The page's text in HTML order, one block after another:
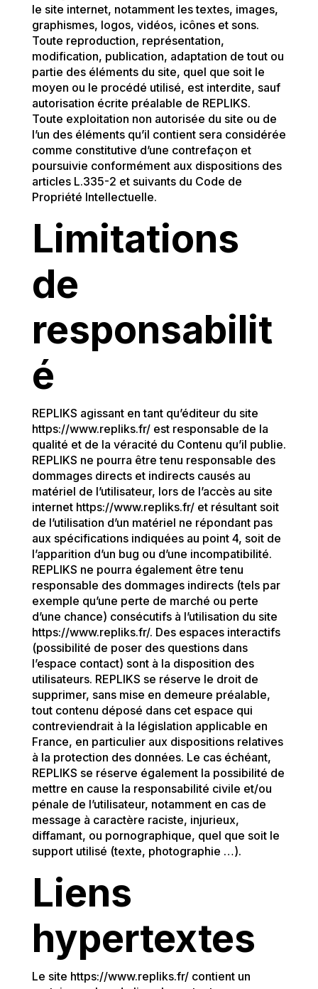
le site internet, notamment les textes, images,
graphismes, logos, vidéos, icônes et sons.
Toute reproduction, représentation,
modification, publication, adaptation de tout ou
partie des éléments du site, quel que soit le
moyen ou le procédé utilisé, est interdite, sauf
autorisation écrite préalable de REPLIKS.
Toute exploitation non autorisée du site ou de
l’un des éléments qu’il contient sera considérée
comme constitutive d’une contrefaçon et
poursuivie conformément aux dispositions des
articles L.335-2 et suivants du Code de
Propriété Intellectuelle.
Limitations
de
responsabilit
é
REPLIKS agissant en tant qu’éditeur du site
https://www.repliks.fr/ est responsable de la
qualité et de la véracité du Contenu qu’il publie.
REPLIKS ne pourra être tenu responsable des
dommages directs et indirects causés au
matériel de l’utilisateur, lors de l’accès au site
internet https://www.repliks.fr/ et résultant soit
de l’utilisation d’un matériel ne répondant pas
aux spécifications indiquées au point 4, soit de
l’apparition d’un bug ou d’une incompatibilité.
REPLIKS ne pourra également être tenu
responsable des dommages indirects (tels par
exemple qu’une perte de marché ou perte
d’une chance) consécutifs à l’utilisation du site
https://www.repliks.fr/. Des espaces interactifs
(possibilité de poser des questions dans
l’espace contact) sont à la disposition des
utilisateurs. REPLIKS se réserve le droit de
supprimer, sans mise en demeure préalable,
tout contenu déposé dans cet espace qui
contreviendrait à la législation applicable en
France, en particulier aux dispositions relatives
à la protection des données. Le cas échéant,
REPLIKS se réserve également la possibilité de
mettre en cause la responsabilité civile et/ou
pénale de l’utilisateur, notamment en cas de
message à caractère raciste, injurieux,
diffamant, ou pornographique, quel que soit le
support utilisé (texte, photographie …).
Liens
hypertextes
Le site https://www.repliks.fr/ contient un